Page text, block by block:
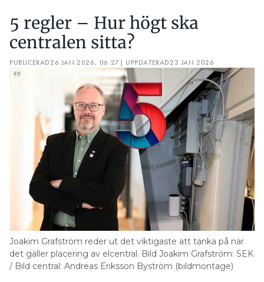
5 regler – Hur högt ska
centralen sitta?
PUBLICERAD26 JAN 2026, 06:27| UPPDATERAD23 JAN 2026
Joakim Grafström reder ut det viktigaste att tänka på när
det gäller placering av elcentral. Bild Joakim Grafström: SEK
/ Bild central: Andreas Eriksson Byström (bildmontage)